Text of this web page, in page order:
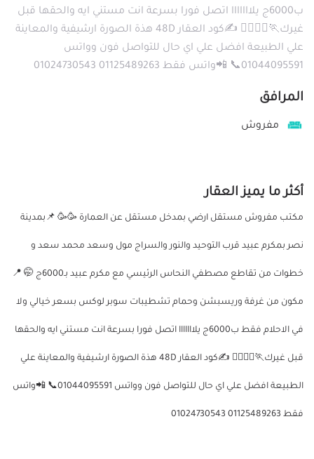
ب6000ج يلااااااا اتصل فورا بسرعة انت مستني ايه والحقها قبل
غيرك🏃🏃‍♂️🏃‍♀️ ✍️كود العقار 48D هذة الصورة ارشيفية والمعاينة
علي الطبيعة افضل علي اي حال للتواصل فون وواتس
01044095591📞 📲واتس فقط 01125489263 01024730543
المرافق
مفروش
أكثر ما يميز العقار
مكتب مفروش مستقل ارضي بمدخل مستقل عن العمارة 🥳🥳 📌بمدينة
نصر بمكرم عبيد قرب التوحيد والنور والسراج مول وسعد محمد سعد و
خطوات من تقاطع مصطفي النحاس الرئيسي مع مكرم عبيد بـ6000ج 🤭 📍
مكون من غرفة وريسبشن وحمام تشطيبات سوبر لوكس بسعر خيالي ولا
في الاحلام فقط ب6000ج يلااااااا اتصل فورا بسرعة انت مستني ايه والحقها
قبل غيرك🏃🏃‍♂️🏃‍♀️ ✍️كود العقار 48D هذة الصورة ارشيفية والمعاينة علي
الطبيعة افضل علي اي حال للتواصل فون وواتس 01044095591📞 📲واتس
فقط 01125489263 01024730543